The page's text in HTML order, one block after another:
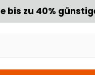
bis zu 40%